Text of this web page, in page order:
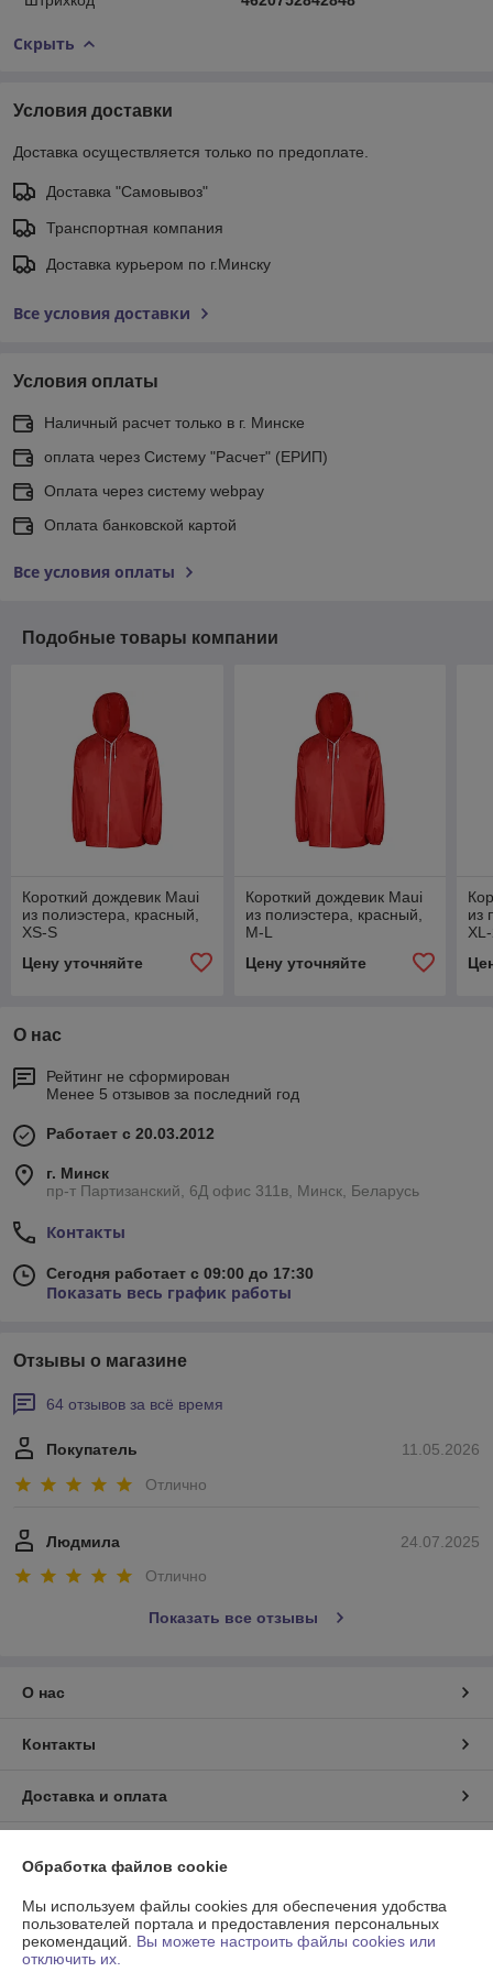
Скрыть
Условия доставки
Доставка осуществляется только по предоплате.
Доставка "Самовывоз"
Транспортная компания
Доставка курьером по г.Минску
Все условия доставки
Условия оплаты
Наличный расчет только в г. Минске
оплата через Систему "Расчет" (ЕРИП)
Оплата через систему webpay
Оплата банковской картой
Все условия оплаты
Подобные товары компании
Короткий дождевик Maui
из полиэстера, красный,
XS-S
Цену уточняйте
Короткий дождевик Maui
из полиэстера, красный,
M-L
Цену уточняйте
из
О нас
Рейтинг не сформирован
Менее 5 отзывов за последний год
Работает с 20.03.2012
г. Минск
пр-т Партизанский, 6Д офис 311в, Минск, Беларусь
Контакты
Сегодня работает с 09:00 до 17:30
Показать весь график работы
Отзывы о магазине
64 отзывов за всё время
11.05.2026
Покупатель
Отлично
24.07.2025
Людмила
Отлично
Показать все отзывы
О нас
Контакты
Доставка и оплата
Полная версия сайта
Политика обработки cookies
Обработка файлов cookie
Мы используем файлы cookies для обеспечения удобства
пользователей портала и предоставления персональных
рекомендаций. Вы можете настроить файлы cookies или
отключить их.